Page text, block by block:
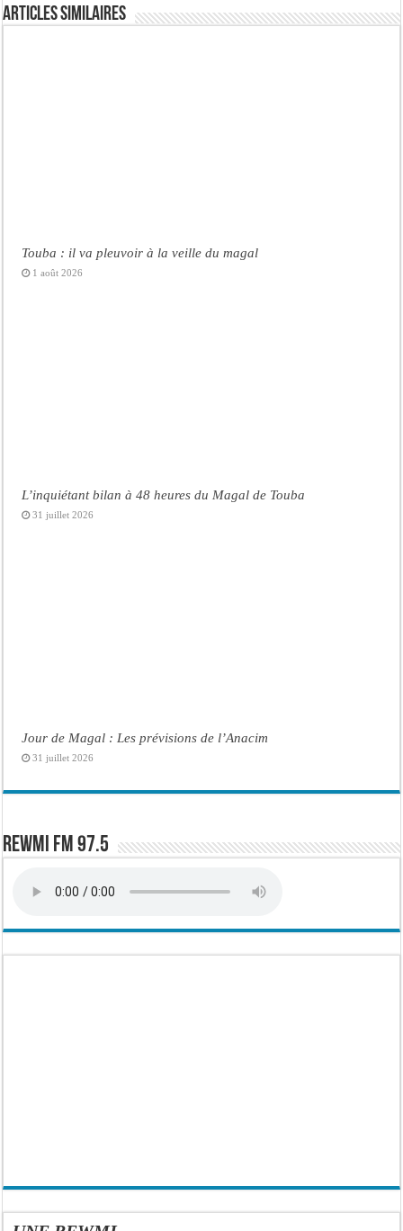
Articles similaires
Touba : il va pleuvoir à la veille du magal
1 août 2026
L’inquiétant bilan à 48 heures du Magal de Touba
31 juillet 2026
Jour de Magal : Les prévisions de l’Anacim
31 juillet 2026
Rewmi FM 97.5